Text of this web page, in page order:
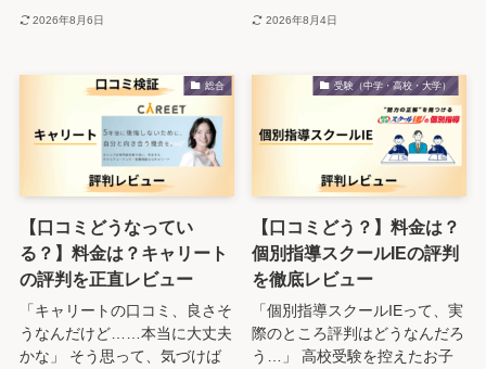
2026年8月6日 2026年8月4日
総合
【口コミどうなってい
る？】料金は？キャリート
の評判を正直レビュー
「キャリートの口コミ、良さそ
うなんだけど……本当に大丈夫
かな」 そう思って、気づけば
受験（中学・高校・大学）
【口コミどう？】料金は？
個別指導スクールIEの評判
を徹底レビュー
「個別指導スクールIEって、実
際のところ評判はどうなんだろ
う…」 高校受験を控えたお子